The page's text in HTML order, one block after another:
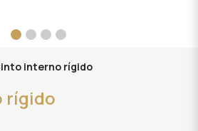
interno rígido
rígido